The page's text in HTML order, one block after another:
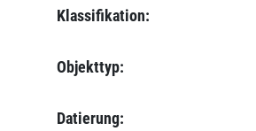
Klassifikation:
Objekttyp:
Datierung: